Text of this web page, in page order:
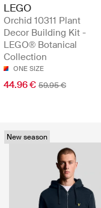
LEGO
Orchid 10311 Plant
Decor Building Kit -
LEGO® Botanical
Collection
ONE SIZE
44.96 € 59.95 €
New season